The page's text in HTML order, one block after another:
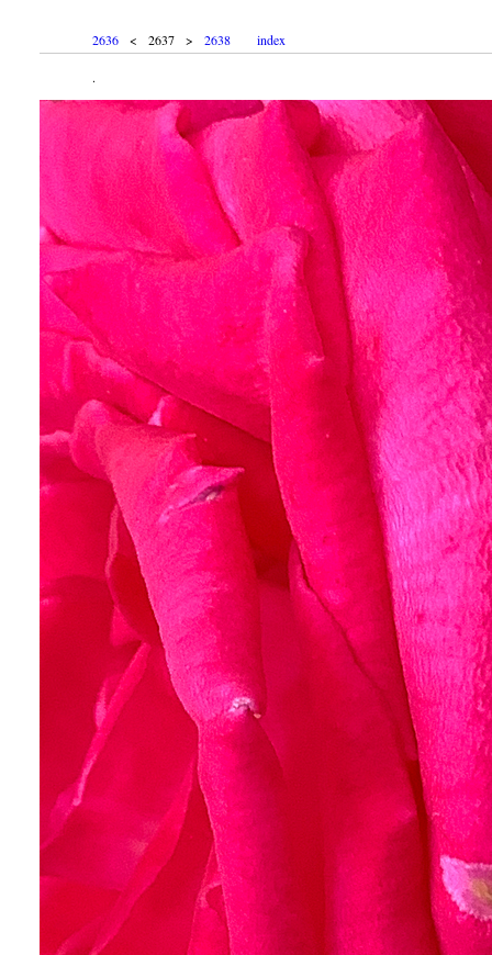
2636 < 2637 > 2638 index
.